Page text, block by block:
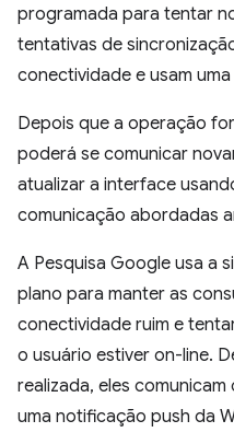
programada para tentar
tentativas de
conectividade e usam
Depois que a operação
poderá se comunicar
atualizar a interface
comunicação abordadas
A Pesquisa Google usa a
plano para manter as
conectividade ruim e
o usuário estiver on-line.
realizada, eles
uma notificação push da